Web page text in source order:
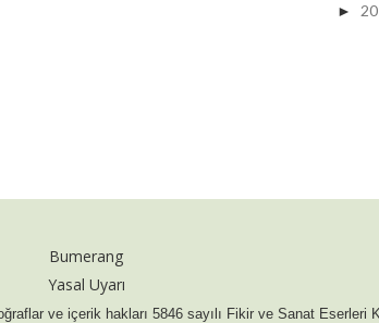
►
Bumerang
Yasal Uyarı
ve içerik hakları 5846 sayılı Fikir ve Sanat